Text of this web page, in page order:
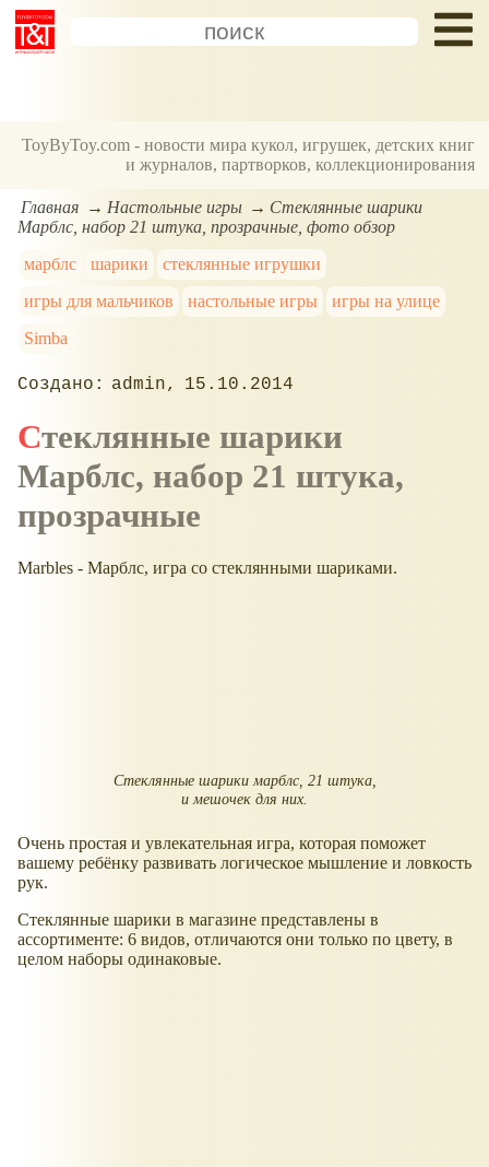
ToyByToy.com - новости мира кукол, игрушек, детских книг
и журналов, партворков, коллекционирования
Главная Настольные игры
Стеклянные шарики
Марблс, набор 21 штука, прозрачные, фото обзор
марблс
шарики
стеклянные игрушки
игры для мальчиков
настольные игры
игры на улице
Simba
admin 15.10.2014
Стеклянные шарики
Марблс, набор 21 штука,
прозрачные
Marbles - Марблс, игра со стеклянными шариками.
Стеклянные шарики марблс, 21 штука,
и мешочек для них.
Очень простая и увлекательная игра, которая поможет
вашему ребёнку развивать логическое мышление и ловкость
рук.
Стеклянные шарики в магазине представлены в
ассортименте: 6 видов, отличаются они только по цвету, в
целом наборы одинаковые.